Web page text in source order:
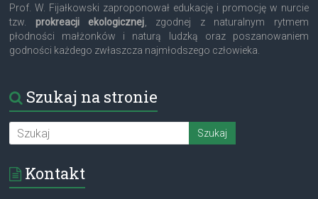
Prof. W. Fijałkowski zaproponował edukację i promocję w nurcie
tzw. prokreacji ekologicznej , zgodnej z naturalnym rytmem
płodności małżonków i naturą ludzką oraz poszanowaniem
godności każdego zwłaszcza najmłodszego człowieka.
Szukaj na stronie
Kontakt